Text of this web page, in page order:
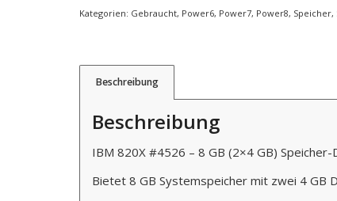
Kategorien: Gebraucht, Power6, Power7, Power8, Speicher,
Beschreibung
Beschreibung
IBM 820X #4526 – 8 GB (2×4 GB)
Bietet 8 GB Systemspeicher mit zwei 4 GB